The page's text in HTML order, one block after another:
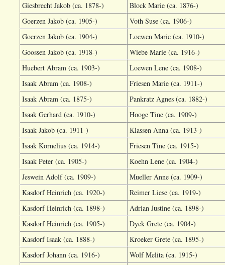
Giesbrecht Jakob (ca. 1878-)
Block Marie (ca. 1876-)
Goerzen Jakob (ca. 1905-)
Voth Suse (ca. 1906-)
Goerzen Jakob (ca. 1904-)
Loewen Marie (ca. 1910-)
Goossen Jakob (ca. 1918-)
Wiebe Marie (ca. 1916-)
Huebert Abram (ca. 1903-)
Loewen Lene (ca. 1908-)
Isaak Abram (ca. 1908-)
Friesen Marie (ca. 1911-)
Isaak Abram (ca. 1875-)
Pankratz Agnes (ca. 1882-)
Isaak Gerhard (ca. 1910-)
Hooge Tine (ca. 1909-)
Isaak Jakob (ca. 1911-)
Klassen Anna (ca. 1913-)
Isaak Kornelius (ca. 1914-)
Friesen Tine (ca. 1915-)
Isaak Peter (ca. 1905-)
Koehn Lene (ca. 1904-)
Jeswein Adolf (ca. 1909-)
Mueller Anne (ca. 1909-)
Kasdorf Heinrich (ca. 1920-)
Reimer Liese (ca. 1919-)
Kasdorf Heinrich (ca. 1898-)
Adrian Justine (ca. 1898-)
Kasdorf Heinrich (ca. 1905-)
Dyck Grete (ca. 1904-)
Kasdorf Isaak (ca. 1888-)
Kroeker Grete (ca. 1895-)
Kasdorf Johann (ca. 1916-)
Wolf Melita (ca. 1915-)